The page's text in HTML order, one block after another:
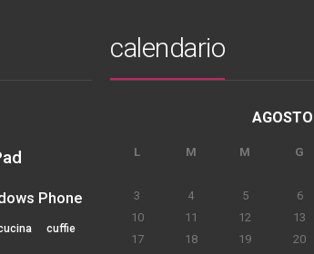
Phone
cuffie
calendario
L M M G
3
4 5 6
10
11 12 13
17
18 19 20